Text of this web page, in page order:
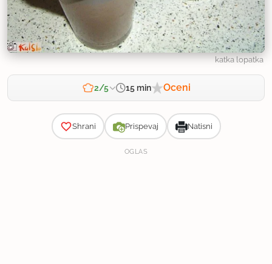
katka lopatka
2/5 15 min Oceni
Shrani Prispevaj Natisni
OGLAS